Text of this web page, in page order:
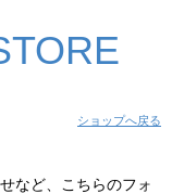
ショップへ戻る
など、こちらのフォ